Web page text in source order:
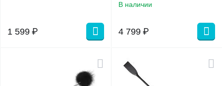
1 599 ₽
В наличии
4 799 ₽